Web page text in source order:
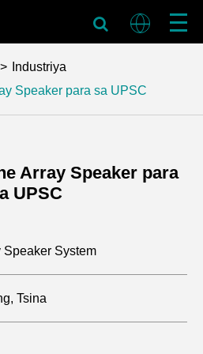
Industriya
Speaker para sa UPSC
Array Speaker para
UPSC
Speaker System
Tsina